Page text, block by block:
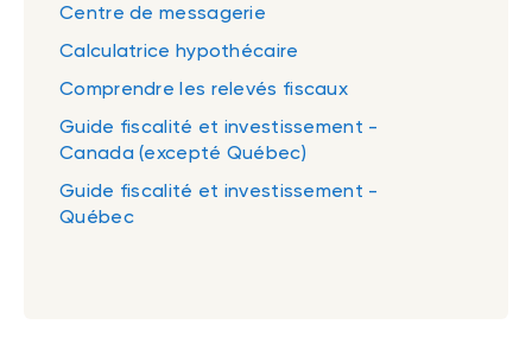
Centre de messagerie
Calculatrice hypothécaire
Comprendre les relevés fiscaux
Guide fiscalité et investissement -
Canada (excepté Québec)
Guide fiscalité et investissement -
Québec